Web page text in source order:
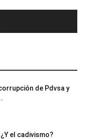
de Pdvsa y
el cadivismo?